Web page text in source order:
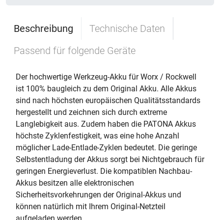
Beschreibung
Technische Daten
Passend für folgende Geräte
Der hochwertige Werkzeug-Akku für Worx / Rockwell
ist 100% baugleich zu dem Original Akku. Alle Akkus
sind nach höchsten europäischen Qualitätsstandards
hergestellt und zeichnen sich durch extreme
Langlebigkeit aus. Zudem haben die PATONA Akkus
höchste Zyklenfestigkeit, was eine hohe Anzahl
möglicher Lade-Entlade-Zyklen bedeutet. Die geringe
Selbstentladung der Akkus sorgt bei Nichtgebrauch für
geringen Energieverlust. Die kompatiblen Nachbau-
Akkus besitzen alle elektronischen
Sicherheitsvorkehrungen der Original-Akkus und
können natürlich mit Ihrem Original-Netzteil